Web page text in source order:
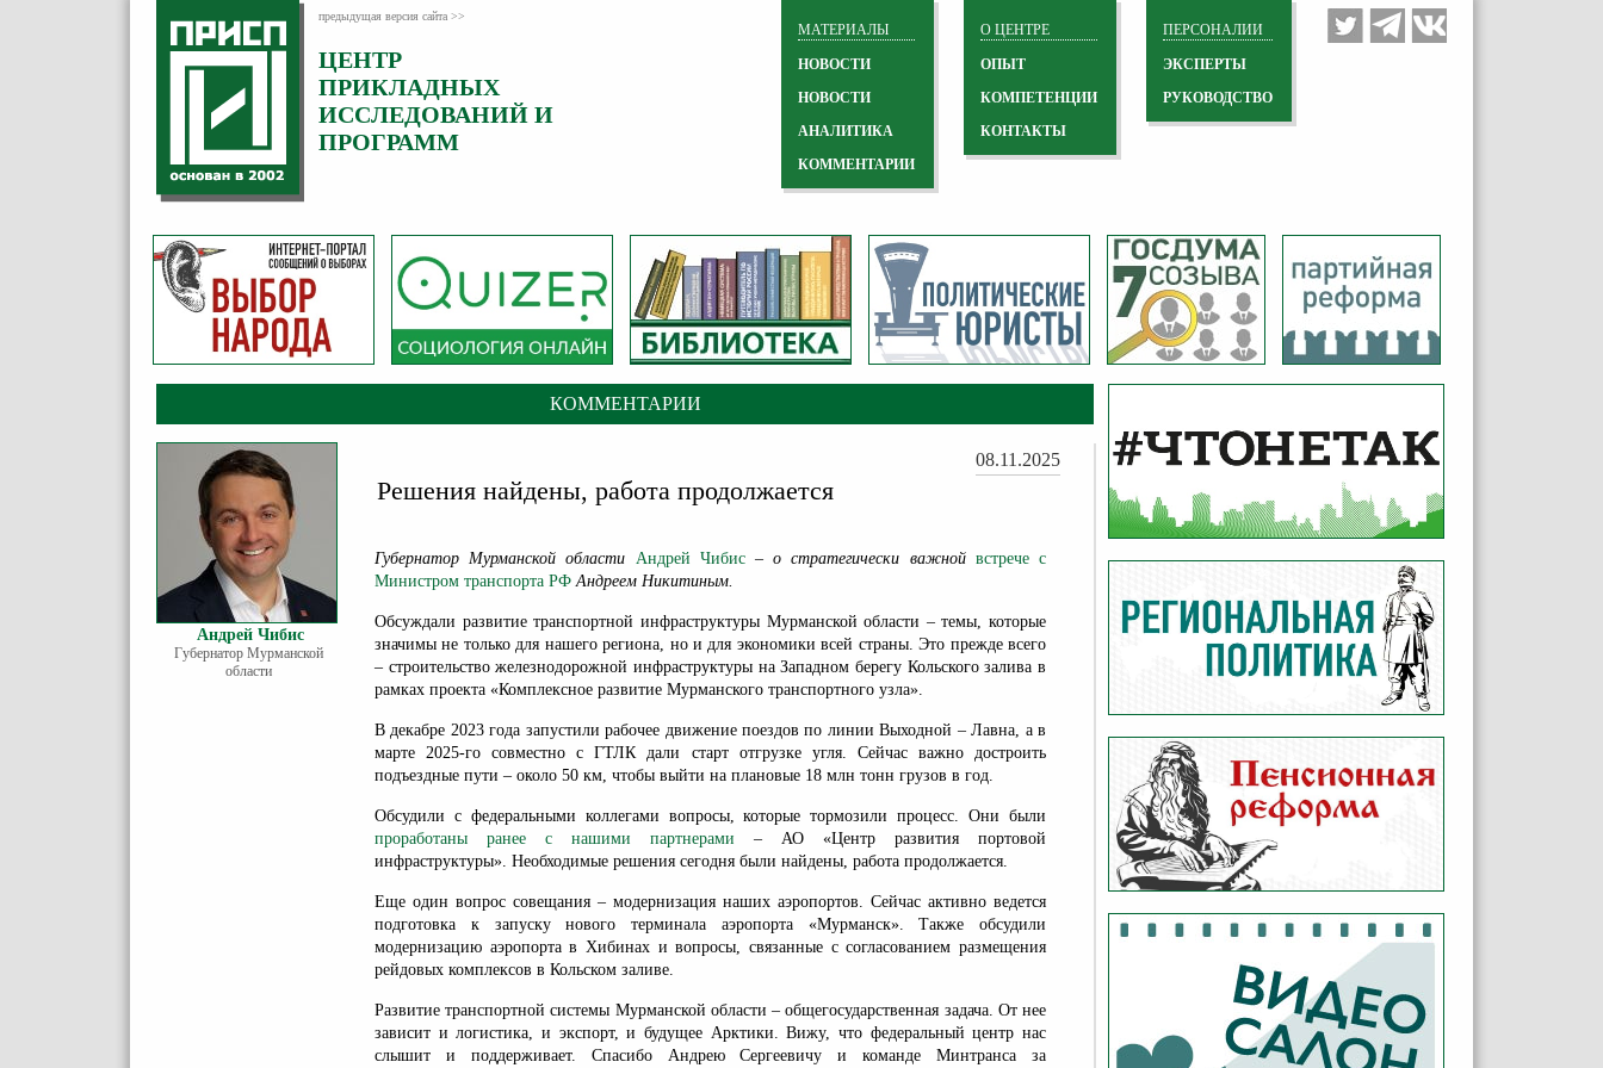
предыдущая версия сайта >>
ЦЕНТР
ПРИКЛАДНЫХ
ИССЛЕДОВАНИЙ И
ПРОГРАММ
ПЕРСОНАЛИИ
ЭКСПЕРТЫ
РУКОВОДСТВО
О ЦЕНТРЕ
ОПЫТ
КОМПЕТЕНЦИИ
КОНТАКТЫ
МАТЕРИАЛЫ
НОВОСТИ
НОВОСТИ
АНАЛИТИКА
КОММЕНТАРИИ
КОММЕНТАРИИ
Андрей Чибис
Губернатор Мурманской
области
08.11.2025
Решения найдены, работа продолжается
Губернатор Мурманской области Андрей Чибис– о стратегически важной встрече с
Министром транспорта РФ Андреем Никитиным.
Обсуждали развитие транспортной инфраструктуры Мурманской области – темы, которые
значимы не только для нашего региона, но и для экономики всей страны. Это прежде всего
– строительство железнодорожной инфраструктуры на Западном берегу Кольского залива в
рамках проекта «Комплексное развитие Мурманского транспортного узла».
В декабре 2023 года запустили рабочее движение поездов по линии Выходной – Лавна, а в
марте 2025-го совместно с ГТЛК дали старт отгрузке угля. Сейчас важно достроить
подъездные пути – около 50 км, чтобы выйти на плановые 18 млн тонн грузов в год.
Обсудили с федеральными коллегами вопросы, которые тормозили процесс. Они были
проработаны ранее с нашими партнерами – АО «Центр развития портовой
инфраструктуры». Необходимые решения сегодня были найдены, работа продолжается.
Еще один вопрос совещания – модернизация наших аэропортов. Сейчас активно ведется
подготовка к запуску нового терминала аэропорта «Мурманск». Также обсудили
модернизацию аэропорта в Хибинах и вопросы, связанные с согласованием размещения
рейдовых комплексов в Кольском заливе.
Развитие транспортной системы Мурманской области – общегосударственная задача. От нее
зависит и логистика, и экспорт, и будущее Арктики. Вижу, что федеральный центр нас
слышит и поддерживает. Спасибо Андрею Сергеевичу и команде Минтранса за